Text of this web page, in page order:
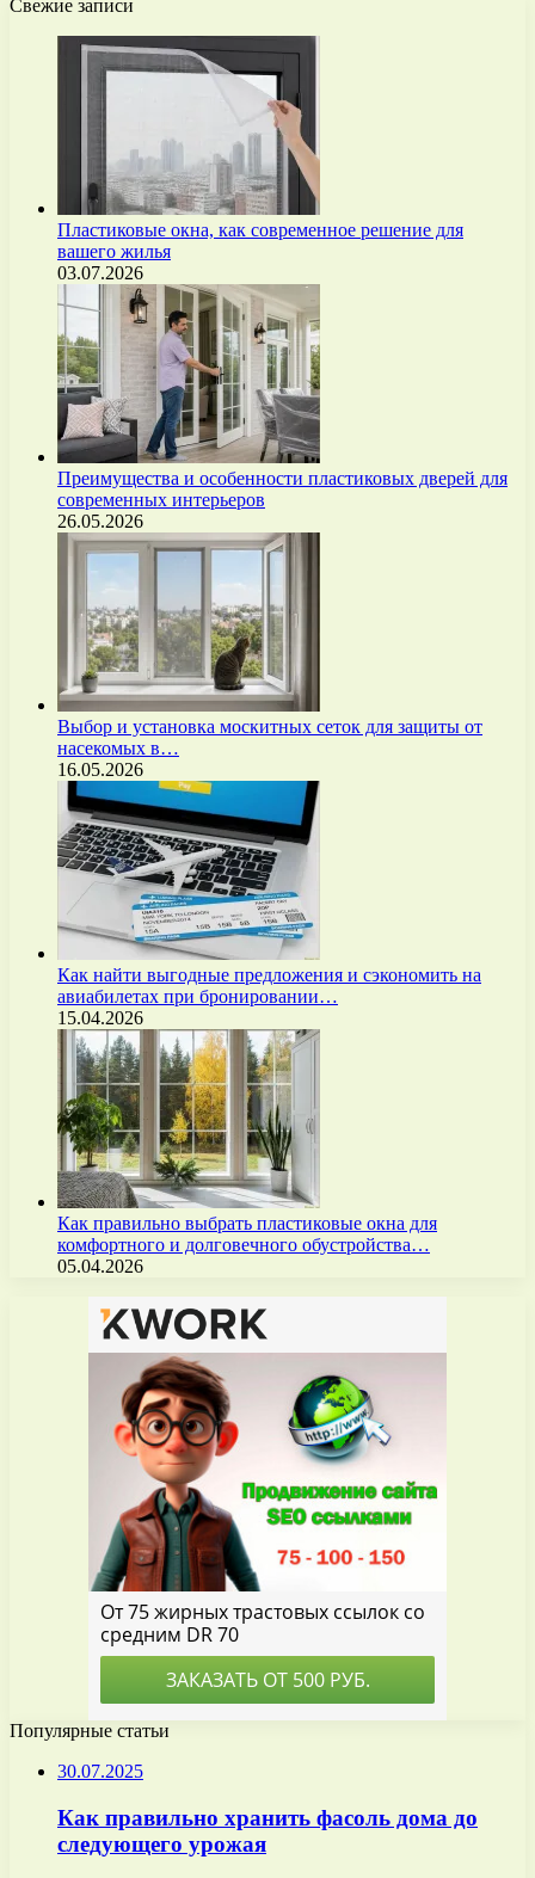
Свежие записи
Пластиковые окна, как современное решение для
вашего жилья
03.07.2026
Преимущества и особенности пластиковых дверей для
современных интерьеров
26.05.2026
Выбор и установка москитных сеток для защиты от
насекомых в…
16.05.2026
Как найти выгодные предложения и сэкономить на
авиабилетах при бронировании…
15.04.2026
Как правильно выбрать пластиковые окна для
комфортного и долговечного обустройства…
05.04.2026
Популярные статьи
30.07.2025
Как правильно хранить фасоль дома до
следующего урожая